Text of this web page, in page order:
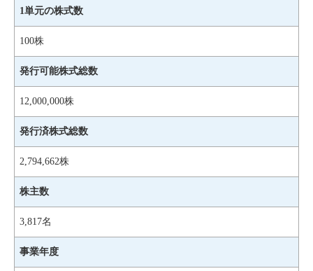
1単元の株式数
100株
発行可能株式総数
12,000,000株
発行済株式総数
2,794,662株
株主数
3,817名
事業年度